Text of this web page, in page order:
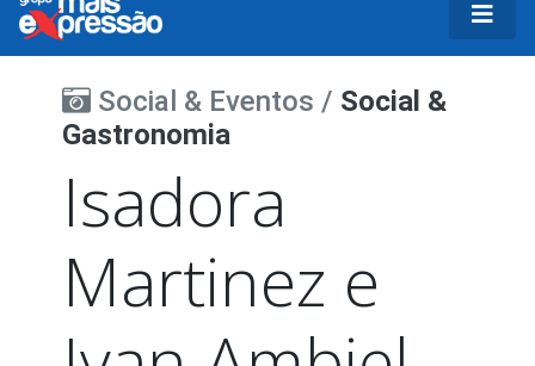
Social & Eventos / Social &
Gastronomia
Isadora
Martinez e